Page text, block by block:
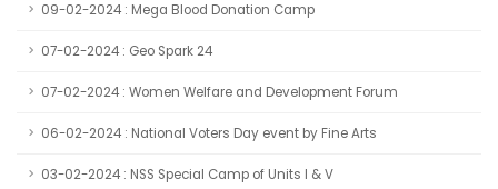
09-02-2024 : Mega Blood Donation Camp
07-02-2024 : Geo Spark 24
07-02-2024 : Women Welfare and Development Forum
06-02-2024 : National Voters Day event by Fine Arts
03-02-2024 : NSS Special Camp of Units I & V